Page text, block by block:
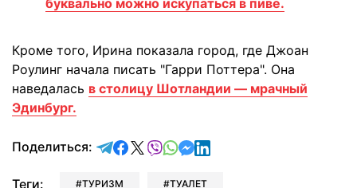
буквально можно искупаться в пиве.
Кроме того, Ирина показала город, где Джоан
Роулинг начала писать "Гарри Поттера". Она
наведалась в столицу Шотландии — мрачный
Эдинбург.
Поделиться: отправить в Telegram
поделиться в Facebook
поделиться в X
отправить в Viber
отправить в Whatsapp
отправить в Messenger
отправить в LinkedIn
Теги: ТУРИЗМ ТУАЛЕТ